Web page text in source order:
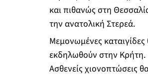
και πιθανώς στη
την ανατολική Στερεά.
Μεμονωμένες καταιγίδες
εκδηλωθούν στην Κρήτη.
Ασθενείς χιονοπτώσεις